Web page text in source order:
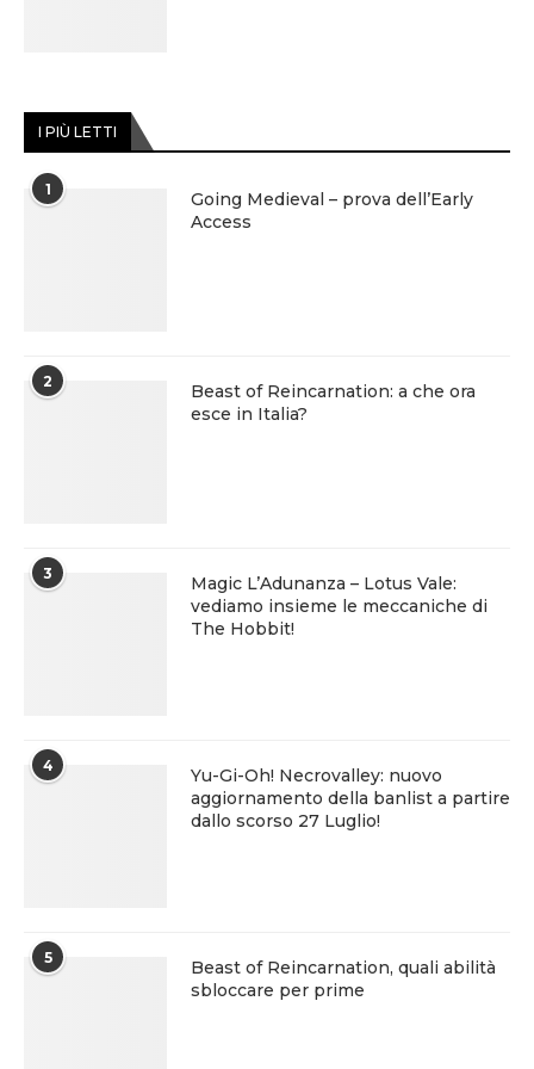
I PIÙ LETTI
1
Going Medieval – prova dell’Early
Access
2
Beast of Reincarnation: a che ora
esce in Italia?
3
Magic L’Adunanza – Lotus Vale:
vediamo insieme le meccaniche di
The Hobbit!
4
Yu-Gi-Oh! Necrovalley: nuovo
aggiornamento della banlist a partire
dallo scorso 27 Luglio!
5
Beast of Reincarnation, quali abilità
sbloccare per prime